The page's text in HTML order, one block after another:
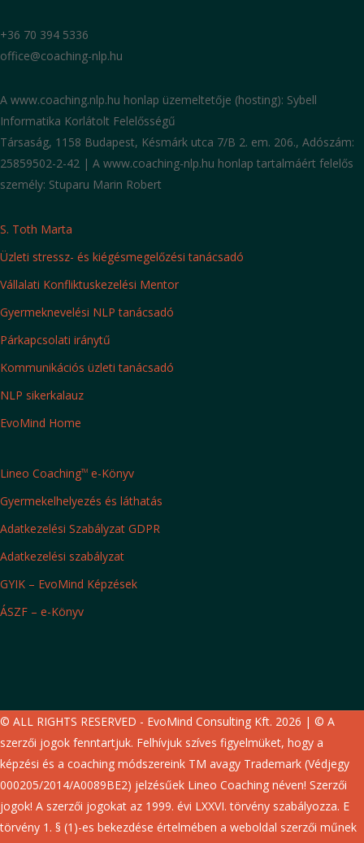
+36 70 394 5336
office@coaching-nlp.hu
A www.coaching.nlp.hu honlap üzemeltetője (hosting): Sybell
Informatika Korlátolt Felelősségű
Társaság, 1158 Budapest, Késmárk utca 7/B 2. em. 206., Adószám:
25859502-2-42 | A www.coaching-nlp.hu honlap tartalmáért felelős
személy: Stuparu Marin Robert
S. Toth Marta
Üzleti stressz- és kiégésmegelőzési tanácsadó
Vállalati Konfliktuskezelési Mentor
Gyermeknevelési NLP tanácsadó
Párkapcsolati iránytű
Kommunikációs üzleti tanácsadó
NLP sikerkalauz
EvoMind Home
Lineo CoachingTM e-Könyv
Gyermekelhelyezés és láthatás
Adatkezelési Szabályzat GDPR
Adatkezelési szabályzat
GYIK – EvoMind Képzések
ÁSZF – e-Könyv
© ALL RIGHTS RESERVED - EvoMind Consulting Kft. 2026 | © A
szerzői jogok fenntartjuk. Felhívjuk szíves figyelmüket, hogy a
képzési és a coaching módszereink TM avagy Trademark (Védjegy
000205/2014/A0089BE2) jelzésűek Lineo Coaching néven! Szerzői
jogok! A szerzői jogokat az 1999. évi LXXVI. törvény szabályozza. E
törvény 1. § (1)-es bekezdése értelmében a weboldal szerzői műnek